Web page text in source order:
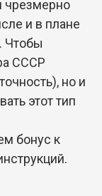
чрезмерно
и в плане
Чтобы
СССР
но и
этот тип
бонус к